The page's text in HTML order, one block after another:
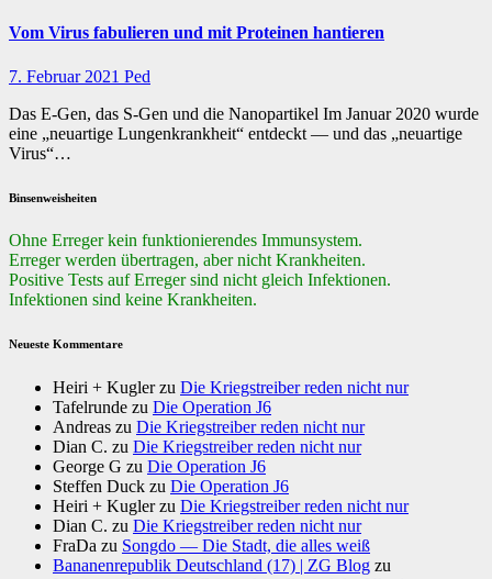
Vom Virus fabulieren und mit Proteinen hantieren
7. Februar 2021 Ped
Das E-Gen, das S-Gen und die Nanopartikel Im Januar 2020 wurde
eine „neuartige Lungenkrankheit“ entdeckt — und das „neuartige
Virus“…
Binsenweisheiten
Ohne Erreger kein funktionierendes Immunsystem.
Erreger werden übertragen, aber nicht Krankheiten.
Positive Tests auf Erreger sind nicht gleich Infektionen.
Infektionen sind keine Krankheiten.
Neueste Kommentare
Heiri + Kuglerzu Die Kriegstreiber reden nicht nur
Tafelrunde zu Die Operation J6
Andreas zu Die Kriegstreiber reden nicht nur
Dian C. zu Die Kriegstreiber reden nicht nur
George G zu Die Operation J6
Steffen Duck zu Die Operation J6
Heiri + Kuglerzu Die Kriegstreiber reden nicht nur
Dian C. zu Die Kriegstreiber reden nicht nur
FraDa zu Songdo — Die Stadt, die alles weiß
Bananenrepublik Deutschland (17) | ZG Blog zu